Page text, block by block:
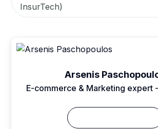
InsurTech)
Arsenis
E-commerce & Marketing expert